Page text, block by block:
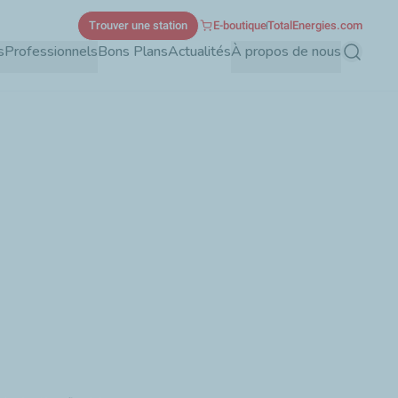
ProfessionnelsBons PlansActualitésÀ propos de nous
Trouver une station E-boutiqueTotalEnergies.com